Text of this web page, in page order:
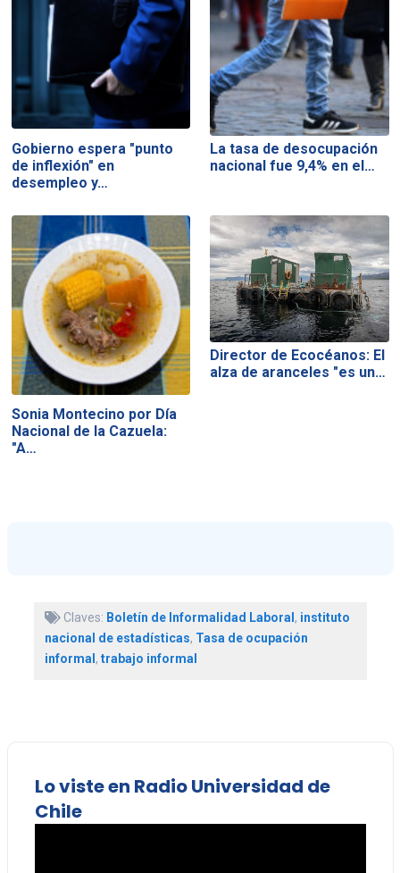
Gobierno espera "punto
de inflexión" en
desempleo y…
La tasa de desocupación
nacional fue 9,4% en el…
Sonia Montecino por Día
Nacional de la Cazuela:
"A…
Director de Ecocéanos: El
alza de aranceles "es un…
Claves: Boletín de Informalidad Laboral, instituto
nacional de estadísticas, Tasa de ocupación
informal, trabajo informal
Lo viste en Radio Universidad de
Chile